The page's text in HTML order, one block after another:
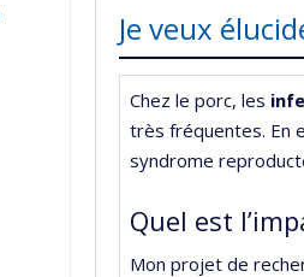
Je veux
Chez le porc, les
très fréquentes. En
syndrome
Quel est
Mon projet de